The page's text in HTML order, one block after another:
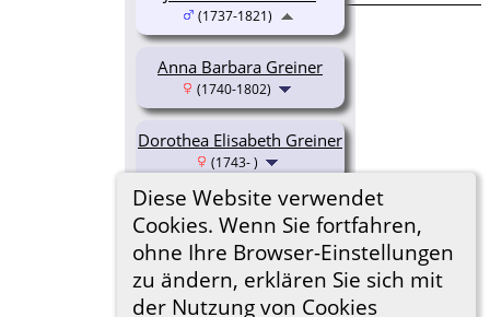
Diese Website verwendet
Cookies. Wenn Sie fortfahren,
ohne Ihre Browser-Einstellungen
zu ändern, erklären Sie sich mit
der Nutzung von Cookies
Anna Barbara Greiner
(1740-1802)
Dorothea Elisabeth Greiner
(1743- )
Anna Margaretha Greiner
(1748- )
(1737-1821)